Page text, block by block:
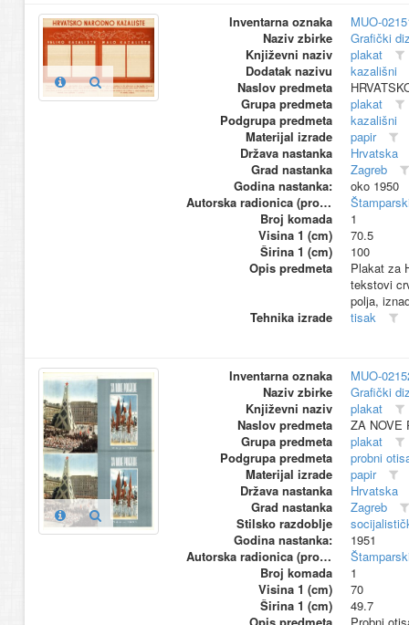
Inventarna oznaka
MUO-
Naziv zbirke
Grafički
Književni naziv
plakat
Dodatak nazivu
kazališni
Naslov predmeta
Grupa predmeta
plakat
Podgrupa predmeta
kazališni
Materijal izrade
papir
Država nastanka
Hrvatska
Grad nastanka
Zagreb
Godina nastanka:
oko 1950
Autorska radionica (proizvođač)
Broj komada
1
Visina 1 (cm)
70.5
Širina 1 (cm)
100
Opis predmeta
Plakat za
tekstovi
polja,
Tehnika izrade
tisak
Inventarna oznaka
MUO-
Naziv zbirke
Grafički
Književni naziv
plakat
Naslov predmeta
ZA NOVE
Grupa predmeta
plakat
Podgrupa predmeta
probni
Materijal izrade
papir
Država nastanka
Hrvatska
Grad nastanka
Zagreb
Stilsko razdoblje
Godina nastanka:
1951
Autorska radionica (proizvođač)
Broj komada
1
Visina 1 (cm)
70
Širina 1 (cm)
49.7